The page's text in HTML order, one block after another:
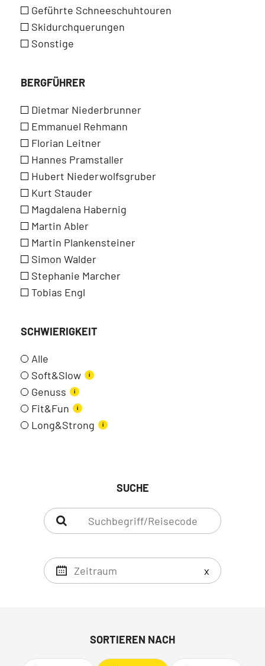
Geführte Schneeschuhtouren
Skidurchquerungen
Sonstige
BERGFÜHRER
Dietmar Niederbrunner
Emmanuel Rehmann
Florian Leitner
Hannes Pramstaller
Hubert Niederwolfsgruber
Kurt Stauder
Magdalena Habernig
Martin Abler
Martin Plankensteiner
Simon Walder
Stephanie Marcher
Tobias Engl
SCHWIERIGKEIT
Alle
Soft&Slow
i
Genuss i
Fit&Fun i
Long&Strong i
SUCHE
x
SORTIEREN NACH